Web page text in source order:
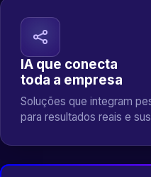
IA que conecta
toda a empresa
Soluções que integram
para resultados reais e